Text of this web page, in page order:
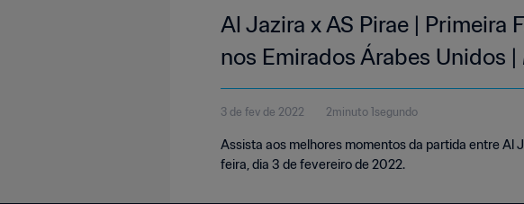
Al Jazira x AS Pirae | Primeira
nos Emirados Árabes Unidos
3 de fev de 2022 2minuto 1segundo
Assista aos melhores momentos da partida entre Al
feira, dia 3 de fevereiro de 2022.